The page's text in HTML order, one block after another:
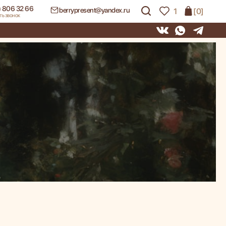
806 32 66
звонок
berrypresent@yandex.ru 1 [0]